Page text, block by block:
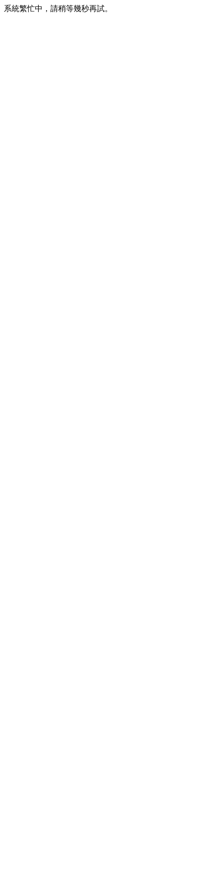
系統繁忙中，請稍等幾秒再試。